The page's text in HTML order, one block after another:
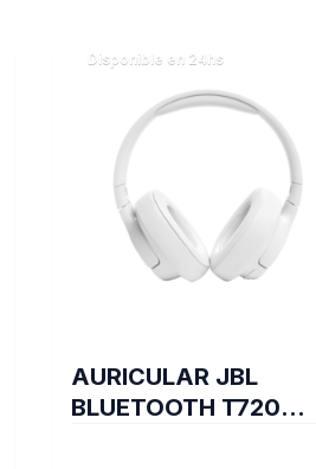
Disponible en 24hs
AURICULAR JBL
BLUETOOTH T720